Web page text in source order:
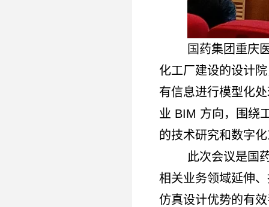
国药集团重庆
化工厂建设的设计
有信息进行模型化
业 BIM 方向，围绕
的技术研究和数字
此次会议是国
相关业务领域延伸
仿真设计优势的有